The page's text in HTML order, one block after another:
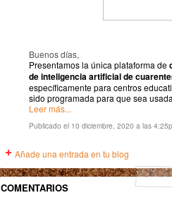
Buenos días,
Presentamos la única plataforma de
de inteligencia artificialde
específicamente para centros
sido programada para que sea
Leer más...
Publicado el 10 diciembre, 2020 a las
Añade una entrada en tu blog
COMENTARIOS